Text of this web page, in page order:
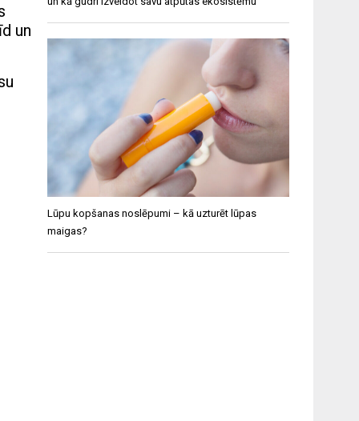
un
Lūpu kopšanas noslēpumi – kā uzturēt lūpas
maigas?